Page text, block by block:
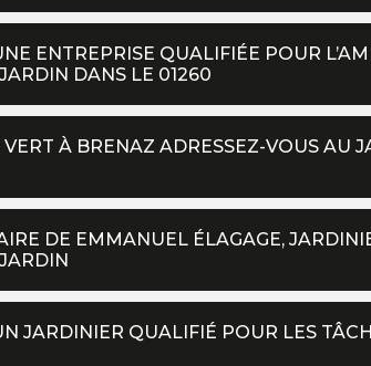
ENTREPRISE QUALIFIÉE POUR
DANS LE 01260
VERT À BRENAZ ADRESSEZ-VOUS AU
DE EMMANUEL ÉLAGAGE,
JARDINIER QUALIFIÉ POUR LES